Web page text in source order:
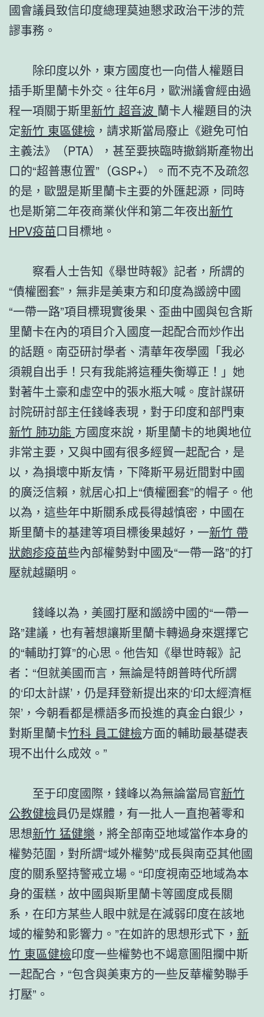
國會議員致信印度總理莫迪懇求政治干涉的荒
謬事務。
除印度以外，東方國度也一向借人權題目
插手斯里蘭卡外交。往年6月，歐洲議會經由過
程一項關于斯里新竹 超音波 蘭卡人權題目的決
定新竹 東區健檢 ，請求斯當局廢止《避免可怕
主義法》（PTA），甚至要挾臨時撤銷斯產物出
口的“超普惠位置”（GSP+）。而不克不及疏忽
的是，歐盟是斯里蘭卡主要的外匯起源，同時
也是斯第二年夜商業伙伴和第二年夜出新竹
HPV疫苗口目標地。
察看人士告知《舉世時報》記者，所謂的
“債權圈套”，無非是美東方和印度為譭謗中國
“一帶一路”項目標現實後果、歪曲中國與包含斯
里蘭卡在內的項目介入國度一起配合而炒作出
的話題。南亞研討學者、清華年夜學國「我必
須親自出手！只有我能將這種失衡導正！」她
對著牛土豪和虛空中的張水瓶大喊。度計謀研
討院研討部主任錢峰表現，對于印度和部門東
新竹 肺功能 方國度來說，斯里蘭卡的地輿地位
非常主要，又與中國有很多經貿一起配合，是
以，為損壞中斯友情，下降斯平易近間對中國
的廣泛信賴，就居心扣上“債權圈套”的帽子。他
以為，這些年中斯關系成長得越慎密，中國在
斯里蘭卡的基建等項目標後果越好，一新竹 帶
狀皰疹疫苗些內部權勢對中國及“一帶一路”的打
壓就越顯明。
錢峰以為，美國打壓和譭謗中國的“一帶一
路”建議，也有著想讓斯里蘭卡轉過身來選擇它
的“輔助打算”的心思。他告知《舉世時報》記
者：“但就美國而言，無論是特朗普時代所謂
的‘印太計謀’，仍是拜登新提出來的‘印太經濟框
架’，今朝看都是標語多而投進的真金白銀少，
對斯里蘭卡竹科 員工健檢方面的輔助最基礎表
現不出什么成效。”
至于印度國際，錢峰以為無論當局官新竹
公教健檢員仍是媒體，有一批人一直抱著零和
思想新竹 猛健樂 ，將全部南亞地域當作本身的
權勢范圍，對所謂“域外權勢”成長與南亞其他國
度的關系堅持警戒立場。“印度視南亞地域為本
身的蛋糕，故中國與斯里蘭卡等國度成長關
系，在印方某些人眼中就是在減弱印度在該地
域的權勢和影響力。”在如許的思想形式下， 新
竹 東區健檢印度一些權勢也不竭意圖阻攔中斯
一起配合，“包含與美東方的一些反華權勢聯手
打壓”。